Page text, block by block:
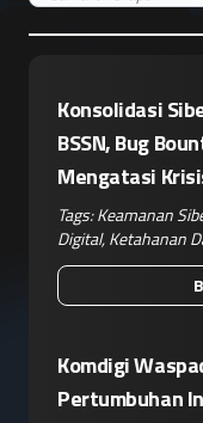
Konsolidasi
BSSN, Bug
Mengatasi
Tags:Keamanan
Digital,Ketahanan
Komdigi
Pertumbuhan